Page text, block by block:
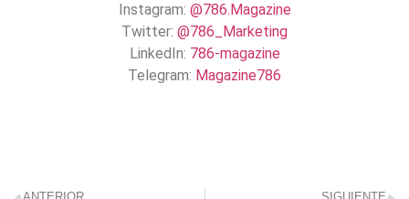
Instagram: @786.Magazine
Twitter: @786_Marketing
LinkedIn: 786-magazine
Telegram: Magazine786